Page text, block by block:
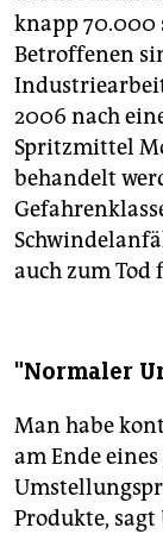
knapp 70.000
Betroffenen
2006 nach
Spritzmittel
behandelt
auch zum Tod
"Normaler
Man habe
am Ende
Produkte, sagt